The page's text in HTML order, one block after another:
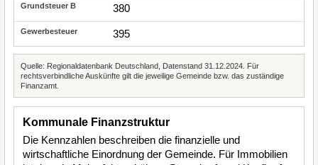
380
395
Quelle: Regionaldatenbank Deutschland, Datenstand 31.12.2024. Für
rechtsverbindliche Auskünfte gilt die jeweilige Gemeinde bzw. das zuständige
Finanzamt.
Kommunale Finanzstruktur
Die Kennzahlen beschreiben die finanzielle und
wirtschaftliche Einordnung der Gemeinde. Für Immobilien